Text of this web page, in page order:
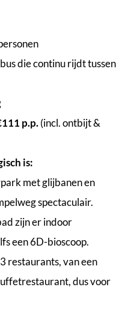
die continu rijdt tussen
p.p.(incl. ontbijt &
is:
met glijbanen en
spectaculair.
zijn er indoor
een 6D-bioscoop.
restaurants, van een
dus voor